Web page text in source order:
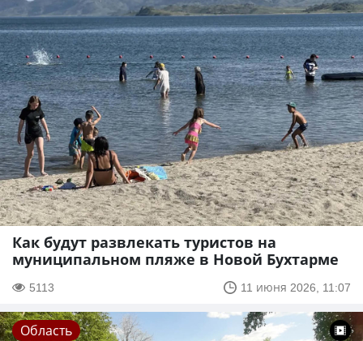
Как будут развлекать туристов на
муниципальном пляже в Новой Бухтарме
5113 11 июня 2026, 11:07
Область